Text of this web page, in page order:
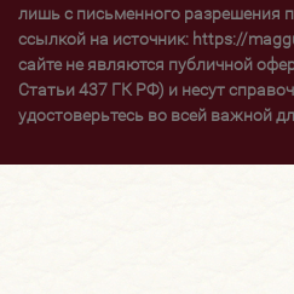
лишь с письменного разрешения
ссылкой на источник: https://
сайте не являются публичной
Статьи 437 ГК РФ) и несут
удостоверьтесь во всей важной